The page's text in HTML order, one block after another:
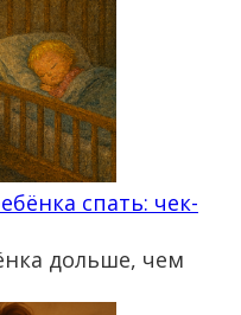
спать: чек-
дольше, чем